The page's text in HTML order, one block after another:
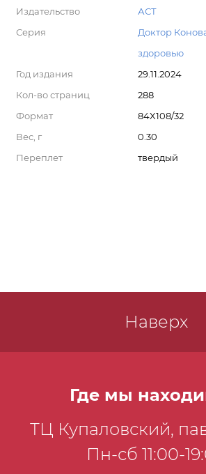
Издательство
АСТ
Серия
Доктор
здоровью
Год издания
29.11.2024
Кол-во страниц
288
Формат
84X108/32
Вес, г
0.30
Переплет
твердый
Наверх
Где мы
ТЦ Купаловский,
Пн-сб 11:00-